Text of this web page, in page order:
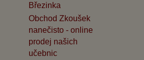
Březinka
Obchod Zkoušek
nanečisto - online
prodej našich
učebnic